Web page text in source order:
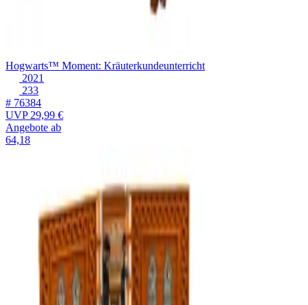
Hogwarts™ Moment: Kräuterkundeunterricht
2021
233
# 76384
UVP29,99 €
Angebote ab
64,18